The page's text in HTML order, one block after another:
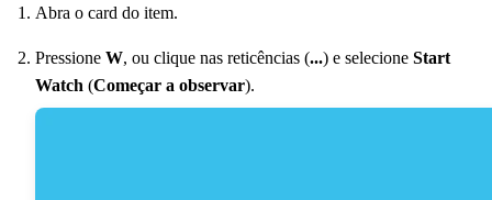
Abra o card do item.
Pressione W, ou clique nas reticências (...) e selecione Start
Watch (Começar a observar).